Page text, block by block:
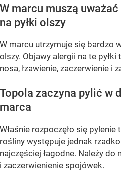
W marcu muszą
na pyłki olszy
W marcu utrzymuje się bardzo
olszy. Objawy alergii na te pyłki
nosa, łzawienie, zaczerwienie i
Topola zaczyna pylić w
marca
Właśnie rozpoczęło się pylenie
rośliny występuje jednak
najczęściej łagodne. Należy do
i zaczerwienienie spojówek.